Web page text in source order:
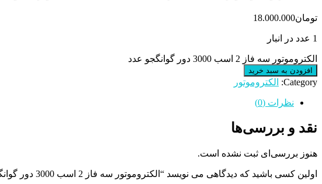
تومان18.000.000
1 عدد در انبار
الکتروموتور سه فاز 2 اسب 3000 دور گوانگجو عدد
افزودن به سبد خرید
Category: الکتروموتور
نظرات (0)
نقد و بررسی‌ها
هنوز بررسی‌ای ثبت نشده است.
اولین کسی باشید که دیدگاهی می نویسد “الکتروموتور سه فاز 2 اسب 3000 دور گوانگجو”